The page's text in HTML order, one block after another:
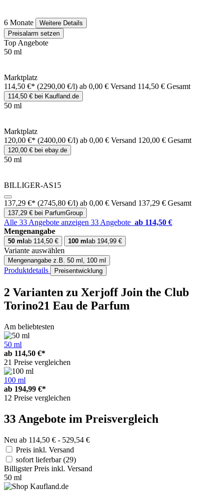
6 Monate
Weitere Details
Preisalarm setzen
Top Angebote
50 ml
Marktplatz
114,50 €* (2290,00 €/l) ab 0,00 € Versand 114,50 € Gesamt
114,50 € bei Kaufland.de
50 ml
Marktplatz
120,00 €* (2400,00 €/l) ab 0,00 € Versand 120,00 € Gesamt
120,00 € bei ebay.de
50 ml
BILLIGER-AS15
137,29 €* (2745,80 €/l) ab 0,00 € Versand 137,29 € Gesamt
137,29 € bei ParfumGroup
Alle 33 Angebote anzeigen 33 Angebote ab 114,50 €
Mengenangabe
50 ml ab 114,50 € 100 ml ab 194,99 €
Variante auswählen
Mengenangabe z.B. 50 ml, 100 ml
Produktdetails Preisentwicklung
2 Varianten zu Xerjoff Join the Club
Torino21 Eau de Parfum
Am beliebtesten
50 ml
ab 114,50 €*
21 Preise vergleichen
100 ml
ab 194,99 €*
12 Preise vergleichen
33 Angebote im Preisvergleich
Neu ab 114,50 € - 529,54 €
Preis inkl. Versand
sofort lieferbar(29)
Billigster Preis inkl. Versand
50 ml